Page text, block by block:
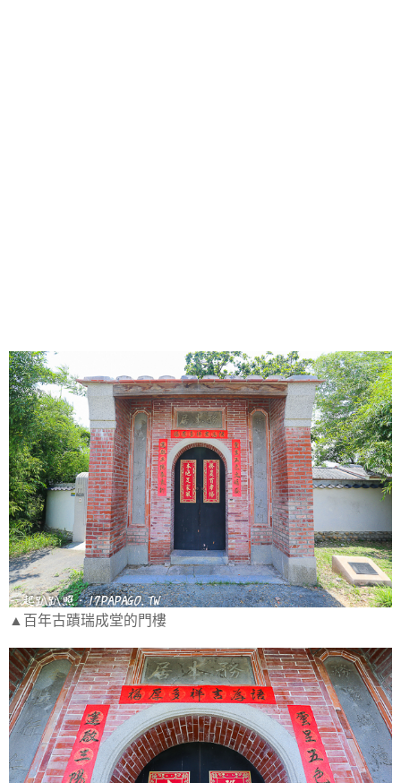
▲百年古蹟瑞成堂的門樓